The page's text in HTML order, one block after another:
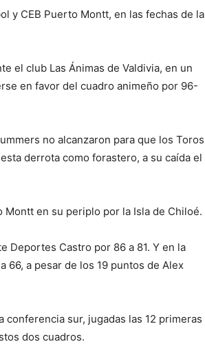
y CEB Puerto Montt, en las fechas de la
el club Las Ánimas de Valdivia, en un
en favor del cuadro animeño por 96-
no alcanzaron para que los Toros
derrota como forastero, a su caída el
en su periplo por la Isla de Chiloé.
Deportes Castro por 86 a 81. Y en la
66, a pesar de los 19 puntos de Alex
sur, jugadas las 12 primeras
dos cuadros.